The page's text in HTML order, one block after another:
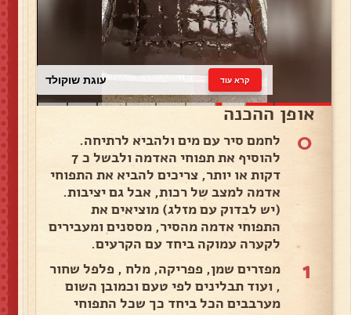
עוגת שוקולד קרא עוד
אופן ההכנה
0
לחמם סיר עם מים ולהביא לרתיחה.
להוסיף את תפוחי האדמה ולבשל כ 7
דקות או יותר, צריכים להביא את התפוחי
אדמה למצב של רכות, אבל גם יציבות.
(יש לבדוק עם מזלג) מוציאים את
התפוחי אדמה מהסיר, מססנים ומעבירים
לקערה עמוקה ביחד עם הקרעים.
1
מפזרים שמן, פפריקה, מלח , פלפל שחור
, ועוד תבלינים לפי טעם וכמובן השום
מערבבים הכל ביחד כך שכל התפוחי